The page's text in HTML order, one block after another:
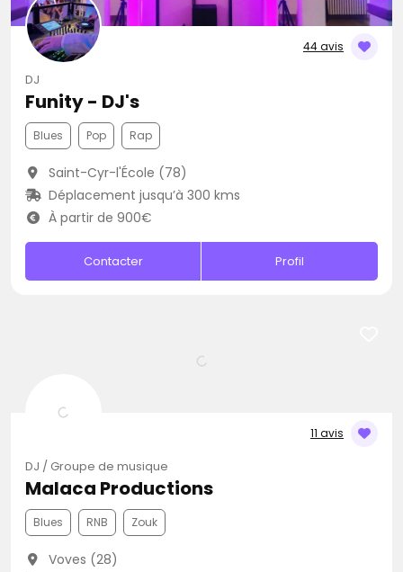
44 avis
DJ
Funity - DJ's
Blues Pop Rap
Saint-Cyr-l'École (78)
Déplacement jusqu’à 300 kms
À partir de 900€
Contacter Profil
11 avis
DJ / Groupe de musique
Malaca Productions
Blues RNB Zouk
Voves (28)